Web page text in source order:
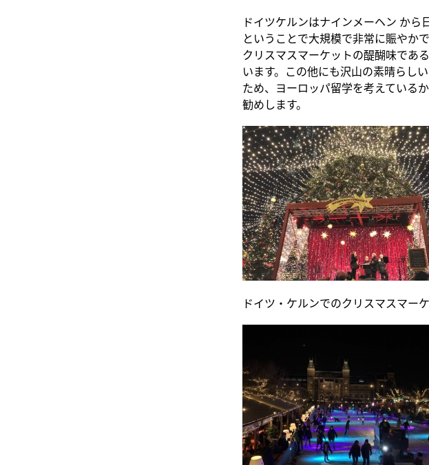
ドイツケルンはナインメーヘン か
ということで大規模で非常に賑やか
クリスマスマーケットの醍醐味であ
います。この他にも沢山の素晴らし
ため、ヨーロッパ留学を考えている
勧めします。
ドイツ・ケルンでのクリスマスマー